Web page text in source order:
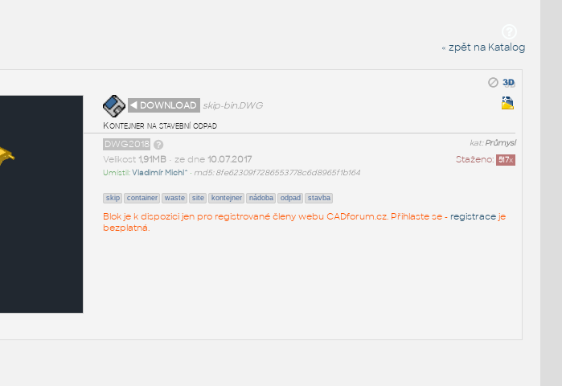
« zpět na Katalog
◄ DOWNLOAD
skip-bin.DWG
Kontejner na stavební odpad
kat:Průmysl
DWG2018
Staženo: 517x
Velikost 1,91MB• ze dne 10.07.2017
Umístil:Vladimír Michl^ • md5: 8fe62309f7286553778c6d8965f1b164
skip container waste site kontejner nádoba odpad stavba
Blok je k dispozici jen pro registrované členy webu CADforum.cz. Přihlaste se - registraceje
bezplatná.